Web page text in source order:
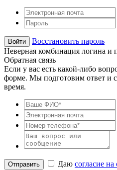
Восстановить пароль
Неверная комбинация логина и
Обратная связь
Если у вас есть какой-либо
форме. Мы подготовим ответ и
время.
Даю согласие